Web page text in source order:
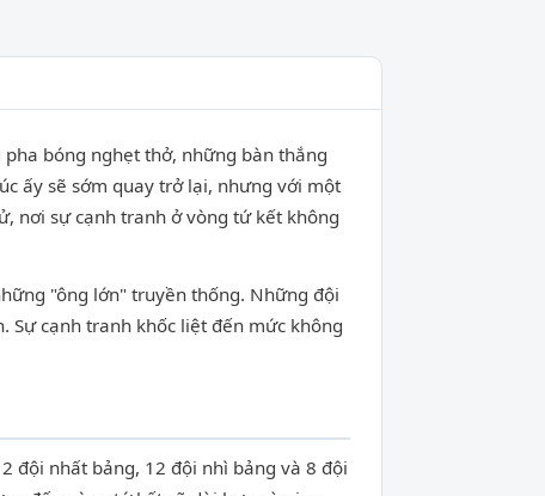
bóng nghẹt thở, những bàn thắng
ấy sẽ sớm quay trở lại, nhưng với một
nơi sự cạnh tranh ở vòng tứ kết không
"ông lớn" truyền thống. Những đội
Sự cạnh tranh khốc liệt đến mức không
đội nhất bảng, 12 đội nhì bảng và 8 đội